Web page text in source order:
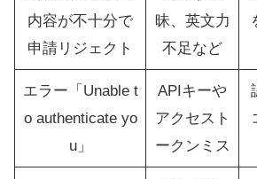
内容が不十分で
申請リジェクト
昧、英文力
不足など
エラー「Unable t
o authenticate yo
u」
APIキーや
アクセスト
ークンミス